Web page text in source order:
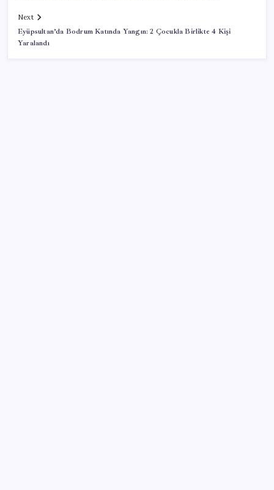
Next
Eyüpsultan’da Bodrum Katında Yangın: 2 Çocukla Birlikte 4 Kişi
Yaralandı